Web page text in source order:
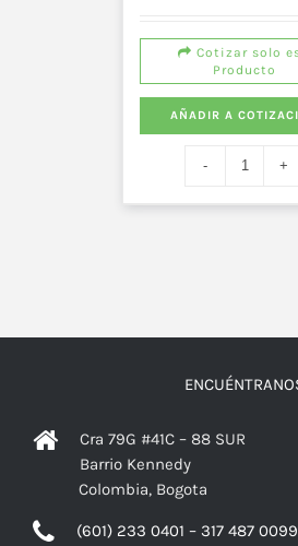
Cotizar solo
Producto
AÑADIR A
Cra 79G #41C – 88 SUR
Barrio Kennedy
Colombia, Bogota
(601) 233 0401 – 317 487 0099